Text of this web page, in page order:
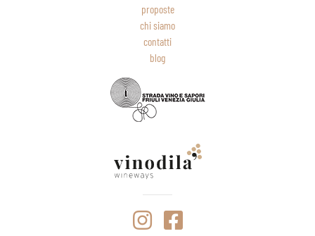
proposte
chi siamo
contatti
blog